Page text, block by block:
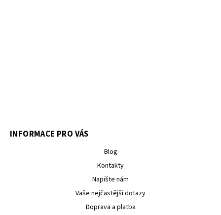
INFORMACE PRO VÁS
Blog
Kontakty
Napište nám
Vaše nejčastější dotazy
Doprava a platba